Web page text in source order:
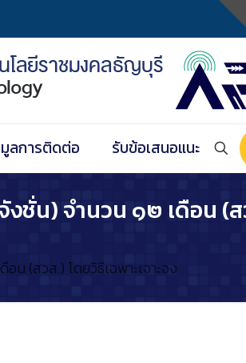
ลการติดต่อ รับข้อเสนอแนะ
งชั่น) จำนวน ๑๒ เดือน (
(สวส.) โดยวิธีเฉพาะเจาะจง